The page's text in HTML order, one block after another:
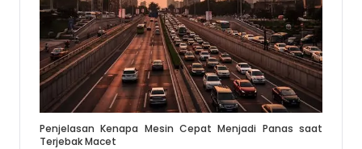
Penjelasan Kenapa Mesin Cepat Menjadi Panas saat
Terjebak Macet